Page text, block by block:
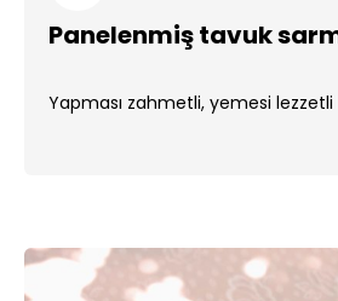
Panelenmiş tavuk
Yapması zahmetli, yemesi